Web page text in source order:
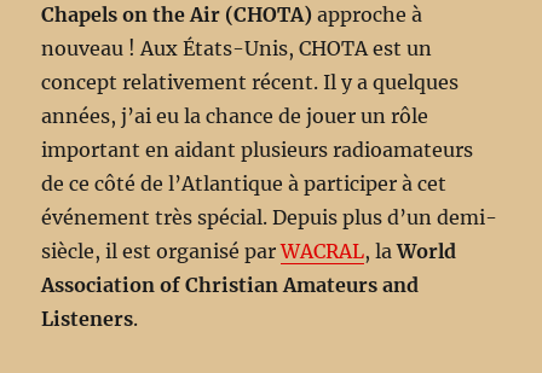
Chapels on the Air (CHOTA) approche à
nouveau ! Aux États-Unis, CHOTA est un
concept relativement récent. Il y a quelques
années, j’ai eu la chance de jouer un rôle
important en aidant plusieurs radioamateurs
de ce côté de l’Atlantique à participer à cet
événement très spécial. Depuis plus d’un demi-
siècle, il est organisé parWACRAL, laWorld
Association of Christian Amateurs and
Listeners.